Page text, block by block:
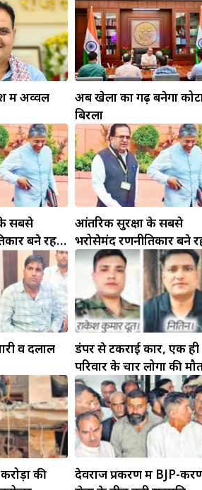
में अव्वल
अब खेलों का गढ़ बनेगा
बिरला
सबसे
बने रहेंगे
आंतरिक सुरक्षा के सबसे
भरोसेमंद रणनीतिकार बने
गोविंद मोहन
व दलाल
डंपर से टकराई कार, एक ही
परिवार के चार लोगों की
की
देवराज प्रकरण में BJP-
मकर
सुखद पलों की प्राप्ति होगी। फिजूल के खर्चे
सुख सुविधाओं में इजाफा होगा।